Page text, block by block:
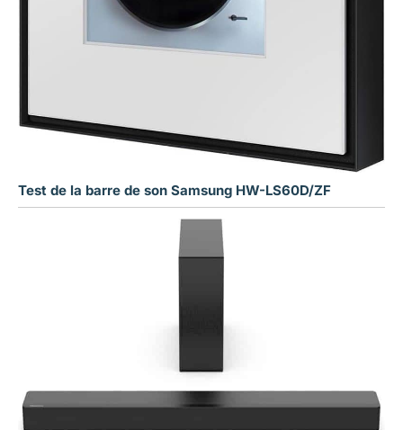
Test de la barre de son Samsung HW-LS60D/ZF